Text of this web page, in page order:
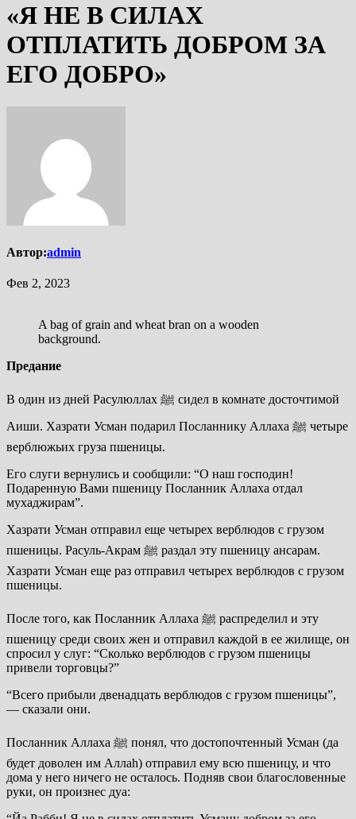
«Я НЕ В СИЛАХ
ОТПЛАТИТЬ ДОБРОМ ЗА
ЕГО ДОБРО»
Автор:admin
Фев 2, 2023
A bag of grain and wheat bran on a wooden
background.
Предание
В один из дней Расулюллах ﷺ сидел в комнате досточтимой
Аиши. Хазрати Усман подарил Посланнику Аллаха ﷺ четыре
верблюжьих груза пшеницы.
Его слуги вернулись и сообщили: “О наш господин!
Подаренную Вами пшеницу Посланник Аллаха отдал
мухаджирам”.
Хазрати Усман отправил еще четырех верблюдов с грузом
пшеницы. Расуль-Акрам ﷺ раздал эту пшеницу ансарам.
Хазрати Усман еще раз отправил четырех верблюдов с грузом
пшеницы.
После того, как Посланник Аллаха ﷺ распределил и эту
пшеницу среди своих жен и отправил каждой в ее жилище, он
спросил у слуг: “Сколько верблюдов с грузом пшеницы
привели торговцы?”
“Всего прибыли двенадцать верблюдов с грузом пшеницы”,
— сказали они.
Посланник Аллаха ﷺ понял, что достопочтенный Усман (да
будет доволен им Аллаh) отправил ему всю пшеницу, и что
дома у него ничего не осталось. Подняв свои благословенные
руки, он произнес дуа: